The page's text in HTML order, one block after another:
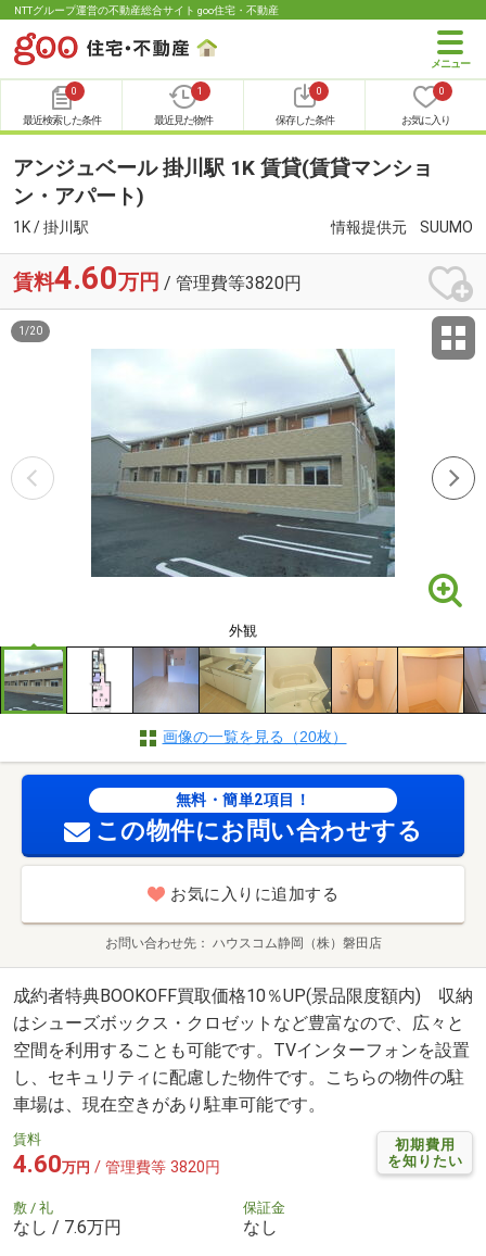
NTTグループ運営の不動産総合サイト goo住宅・不動産
0
最近検索した条件
1
最近見た物件
0
保存した条件
0
お気に入り
アンジュベール 掛川駅 1K 賃貸(賃貸マンショ
ン・アパート)
1K / 掛川駅 情報提供元 SUUMO
賃料4.60万円 / 管理費等3820円
外観
1 /20
画像の一覧を見る（20枚）
無料・簡単2項目！
この物件にお問い合わせする
お気に入りに追加する
お問い合わせ先 ハウスコム静岡（株）磐田店
成約者特典BOOKOFF買取価格10％UP(景品限度額内) 収納
はシューズボックス・クロゼットなど豊富なので、広々と
空間を利用することも可能です。TVインターフォンを設置
し、セキュリティに配慮した物件です。こちらの物件の駐
車場は、現在空きがあり駐車可能です。
初期費用
を知りたい
賃料
4.60万円 / 管理費等 3820円
敷 / 礼
なし / 7.6万円
保証金
なし